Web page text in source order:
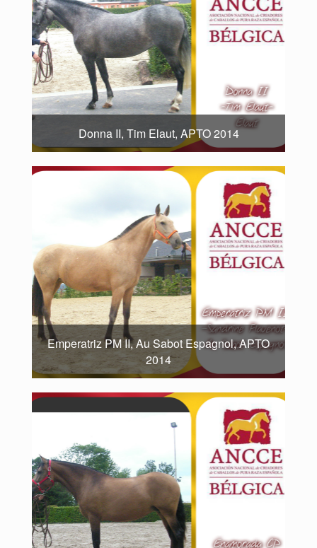
Donna II, Tim Elaut, APTO 2014
Emperatriz PM II, Au Sabot Espagnol, APTO
2014